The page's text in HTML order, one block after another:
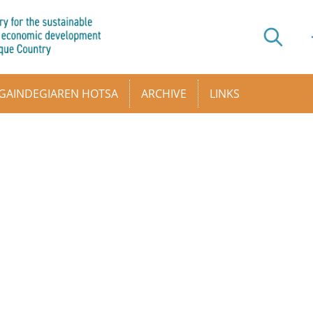
HOTSA ARCHIVE LINKS